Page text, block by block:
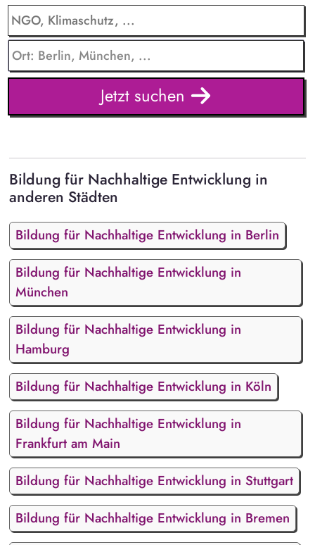
Jetzt suchen
Bildung für Nachhaltige Entwicklung in
anderen Städten
Bildung für Nachhaltige Entwicklung in Berlin
Bildung für Nachhaltige Entwicklung in
München
Bildung für Nachhaltige Entwicklung in
Hamburg
Bildung für Nachhaltige Entwicklung in Köln
Bildung für Nachhaltige Entwicklung in
Frankfurt am Main
Bildung für Nachhaltige Entwicklung in Stuttgart
Bildung für Nachhaltige Entwicklung in Bremen